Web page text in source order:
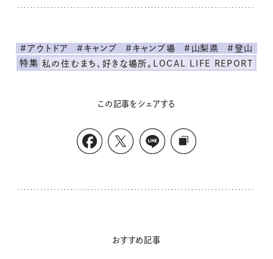
#アウトドア #キャンプ #キャンプ場 #山梨県
#登山
特集 私の住むまち、好きな場所。LOCAL LIFE REPORT
この記事をシェアする
おすすめ記事